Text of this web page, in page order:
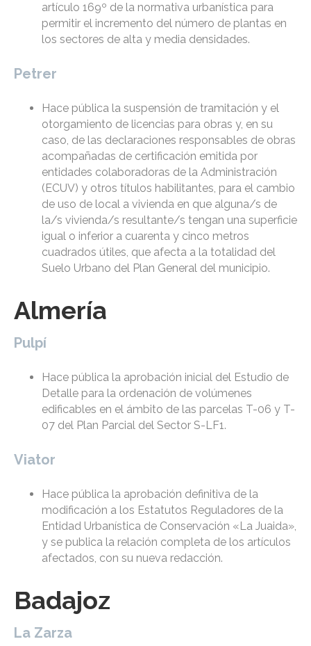
artículo 169º de la normativa urbanística para
permitir el incremento del número de plantas en
los sectores de alta y media densidades.
Petrer
Hace pública la suspensión de tramitación y el
otorgamiento de licencias para obras y, en su
caso, de las declaraciones responsables de obras
acompañadas de certificación emitida por
entidades colaboradoras de la Administración
(ECUV) y otros títulos habilitantes, para el cambio
de uso de local a vivienda en que alguna/s de
la/s vivienda/s resultante/s tengan una superficie
igual o inferior a cuarenta y cinco metros
cuadrados útiles, que afecta a la totalidad del
Suelo Urbano del Plan General del municipio.
Almería
Pulpí
Hace pública la aprobación inicial del Estudio de
Detalle para la ordenación de volúmenes
edificables en el ámbito de las parcelas T-06 y T-
07 del Plan Parcial del Sector S-LF1.
Viator
Hace pública la aprobación definitiva de la
modificación a los Estatutos Reguladores de la
Entidad Urbanística de Conservación «La Juaida»,
y se publica la relación completa de los artículos
afectados, con su nueva redacción.
Badajoz
La Zarza